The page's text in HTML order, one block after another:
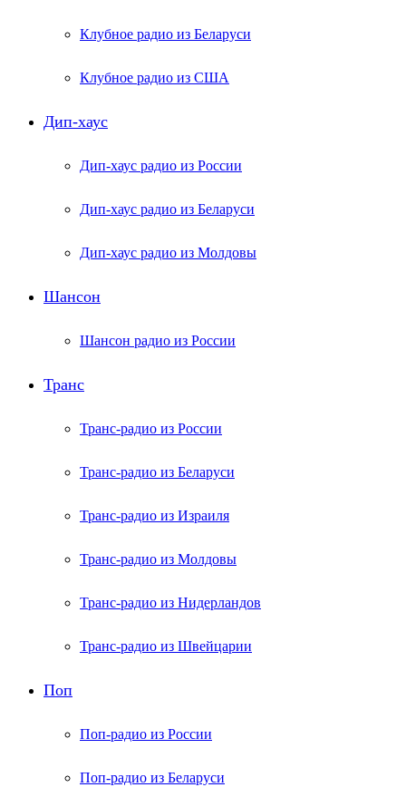
Клубное радио из Беларуси
Клубное радио из США
Дип-хаус
Дип-хаус радио из России
Дип-хаус радио из Беларуси
Дип-хаус радио из Молдовы
Шансон
Шансон радио из России
Транс
Транс-радио из России
Транс-радио из Беларуси
Транс-радио из Израиля
Транс-радио из Молдовы
Транс-радио из Нидерландов
Транс-радио из Швейцарии
Поп
Поп-радио из России
Поп-радио из Беларуси